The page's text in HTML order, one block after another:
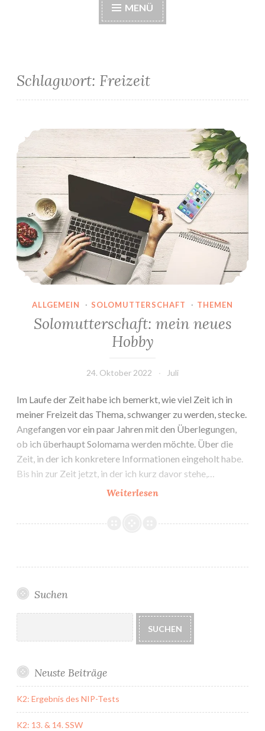
MENÜ
Schlagwort: Freizeit
Solomutterschaft: mein neues Hobby
ALLGEMEIN · SOLOMUTTERSCHAFT · THEMEN
Solomutterschaft: mein neues
Hobby
24. Oktober 2022 Juli
Im Laufe der Zeit habe ich bemerkt, wie viel Zeit ich in
meiner Freizeit das Thema, schwanger zu werden, stecke.
Angefangen vor ein paar Jahren mit den Überlegungen,
ob ich überhaupt Solomama werden möchte. Über die
Zeit, in der ich konkretere Informationen eingeholt habe.
Bis hin zur Zeit jetzt, in der ich kurz davor stehe,…
WeiterlesenSolomutterschaft:
neues
Suchen
SUCHEN
Neuste Beiträge
K2: Ergebnis des NIP-Tests
K2: 13. & 14. SSW